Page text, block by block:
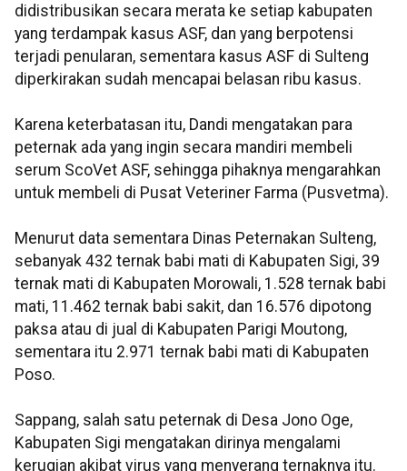
didistribusikan secara merata ke setiap kabupaten
yang terdampak kasus ASF, dan yang berpotensi
terjadi penularan, sementara kasus ASF di Sulteng
diperkirakan sudah mencapai belasan ribu kasus.
Karena keterbatasan itu, Dandi mengatakan para
peternak ada yang ingin secara mandiri membeli
serum ScoVet ASF, sehingga pihaknya mengarahkan
untuk membeli di Pusat Veteriner Farma (Pusvetma).
Menurut data sementara Dinas Peternakan Sulteng,
sebanyak 432 ternak babi mati di Kabupaten Sigi, 39
ternak mati di Kabupaten Morowali, 1.528 ternak babi
mati, 11.462 ternak babi sakit, dan 16.576 dipotong
paksa atau di jual di Kabupaten Parigi Moutong,
sementara itu 2.971 ternak babi mati di Kabupaten
Poso.
Sappang, salah satu peternak di Desa Jono Oge,
Kabupaten Sigi mengatakan dirinya mengalami
kerugian akibat virus yang menyerang ternaknya itu.